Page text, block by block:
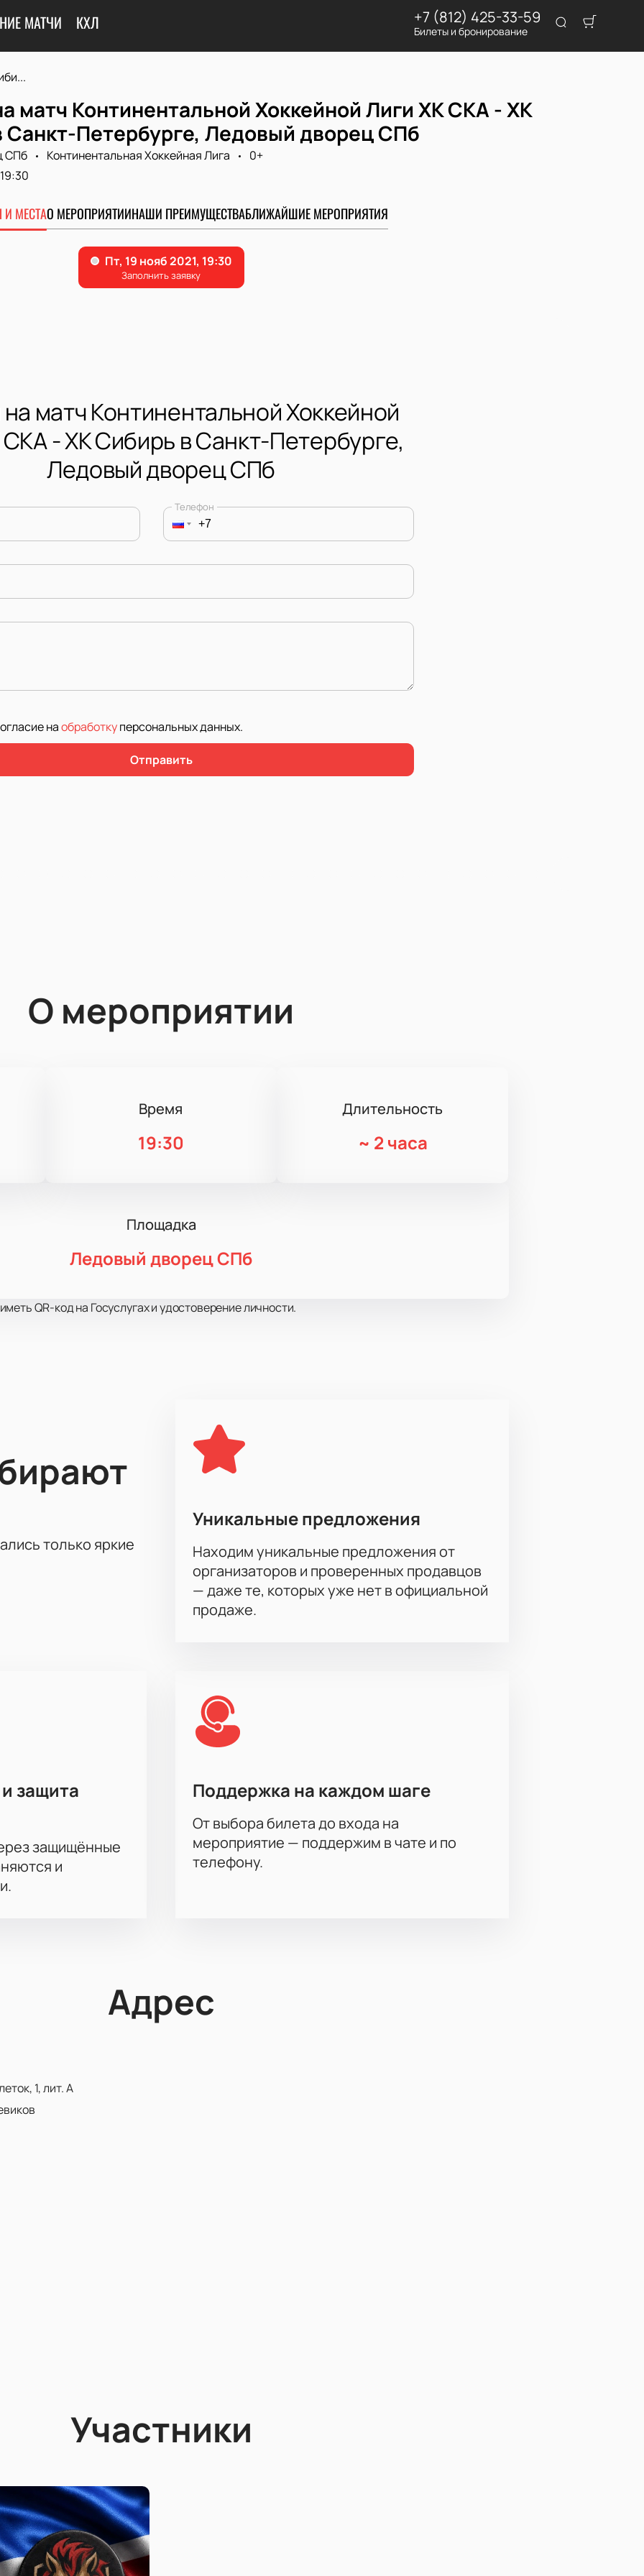
МАТЧИ КХЛ +7 (812) 425-33-59
Билеты и бронирование
матч Континентальной Хоккейной Лиги ХК СКА - ХК
Санкт-Петербурге, Ледовый дворец СПб
СПб Континентальная Хоккейная Лига
0+
19:30
МЕСТАО МЕРОПРИЯТИИНАШИ ПРЕИМУЩЕСТВАБЛИЖАЙШИЕ МЕРОПРИЯТИЯ
матч Континентальной Хоккейной
- ХК Сибирь в Санкт-Петербурге,
Ледовый дворец СПб
Телефон
наобработкуперсональных данных.
Отправить
О мероприятии
Время
19:30
Длительность
~ 2 часа
Площадка
Ледовый дворец СПб
QR-код на Госуслугах и удостоверение личности.
только яркие
Уникальные предложения
Находим уникальные предложения от
организаторов и проверенных продавцов
— даже те, которых уже нет в официальной
продаже.
защита
защищённые
и
Поддержка на каждом шаге
От выбора билета до входа на
мероприятие — поддержим в чате и по
телефону.
Адрес
1, лит. А
Участники